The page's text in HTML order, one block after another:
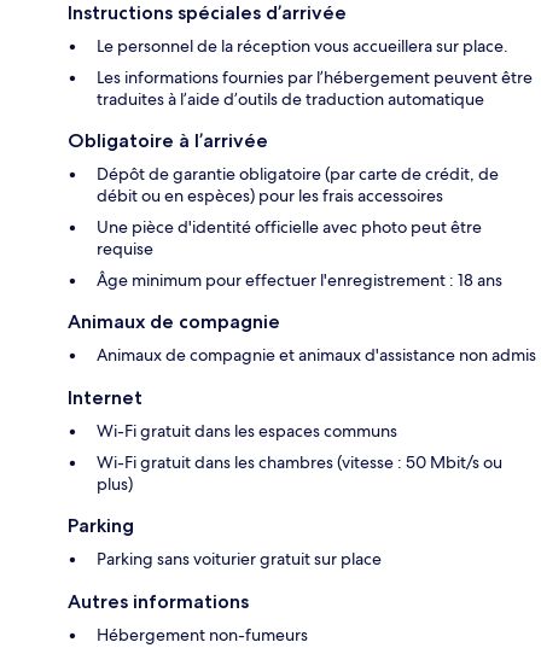
Instructions spéciales d’arrivée
Le personnel de la réception vous accueillera sur place.
Les informations fournies par l’hébergement peuvent être
traduites à l’aide d’outils de traduction automatique
Obligatoire à l’arrivée
Dépôt de garantie obligatoire (par carte de crédit, de
débit ou en espèces) pour les frais accessoires
Une pièce d'identité officielle avec photo peut être
requise
Âge minimum pour effectuer l'enregistrement : 18 ans
Animaux de compagnie
Animaux de compagnie et animaux d'assistance non admis
Internet
Wi-Fi gratuit dans les espaces communs
Wi-Fi gratuit dans les chambres (vitesse : 50 Mbit/s ou
plus)
Parking
Parking sans voiturier gratuit sur place
Autres informations
Hébergement non-fumeurs